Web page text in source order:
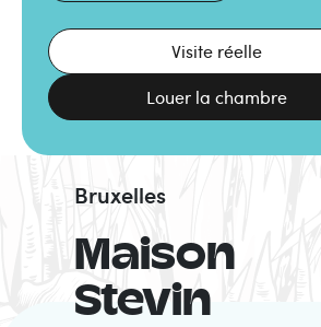
Visite réelle
Louer la chambre
Maison
Stevin
Bruxelles